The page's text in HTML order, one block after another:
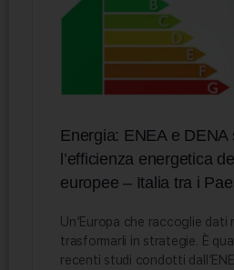
Energia: ENEA e DENA
l’efficienza energetica
europee – Italia tra i
Un’Europa che raccoglie dati
trasformarli in strategie. È
recenti studi condotti